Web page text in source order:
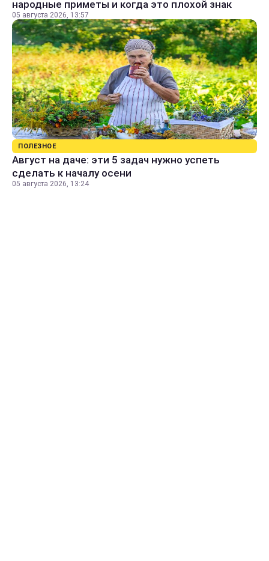
народные приметы и когда это плохой знак
05 августа 2026, 13:57
ПОЛЕЗНОЕ
Август на даче: эти 5 задач нужно успеть
сделать к началу осени
05 августа 2026, 13:24